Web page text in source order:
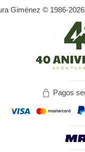
Giménez © 1986-
Pagos